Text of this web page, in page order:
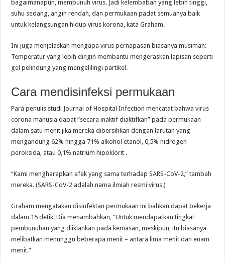
bagaimanapun, membunuh virus. Jadi kelembaban yang lebih tinggi,
suhu sedang, angin rendah, dan permukaan padat semuanya baik
untuk kelangsungan hidup virus korona, kata Graham.
Ini juga menjelaskan mengapa virus pernapasan biasanya musiman:
Temperatur yang lebih dingin membantu mengeraskan lapisan seperti
gel pelindung yang mengelilingi partikel.
Cara mendisinfeksi permukaan
Para penulis studi Journal of Hospital Infection mencatat bahwa virus
corona manusia dapat “secara inaktif diaktifkan” pada permukaan
dalam satu menit jika mereka dibersihkan dengan larutan yang
mengandung 62% hingga 71% alkohol etanol, 0,5% hidrogen
peroksida, atau 0,1% natrium hipoklorit .
“Kami mengharapkan efek yang sama terhadap SARS-CoV-2,” tambah
mereka. (SARS-CoV-2 adalah nama ilmiah resmi virus.)
Graham mengatakan disinfektan permukaan ini bahkan dapat bekerja
dalam 15 detik. Dia menambahkan, “Untuk mendapatkan tingkat
pembunuhan yang diiklankan pada kemasan, meskipun, itu biasanya
melibatkan menunggu beberapa menit – antara lima menit dan enam
menit.”